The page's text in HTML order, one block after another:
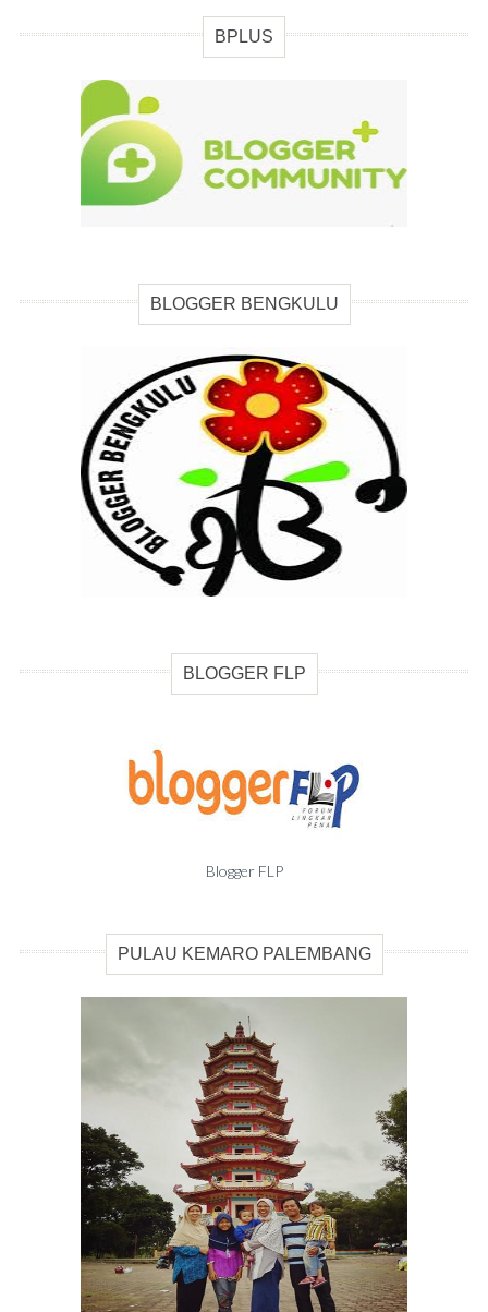
BPLUS
BLOGGER BENGKULU
BLOGGER FLP
Blogger FLP
PULAU KEMARO PALEMBANG